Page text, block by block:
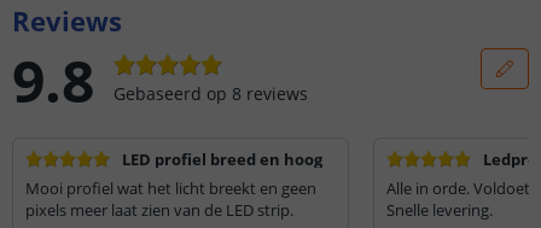
Reviews
9.8 Gebaseerd op 8 reviews
LED profiel breed en hoog
Mooi profiel wat het licht breekt en geen
pixels meer laat zien van de LED strip.
Alle in orde. Voldoet
Snelle levering.